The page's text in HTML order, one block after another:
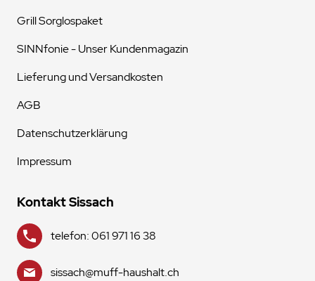
Grill Sorglospaket
SINNfonie - Unser Kundenmagazin
Lieferung und Versandkosten
AGB
Datenschutzerklärung
Impressum
Kontakt Sissach
telefon: 061 971 16 38
sissach@muff-haushalt.ch